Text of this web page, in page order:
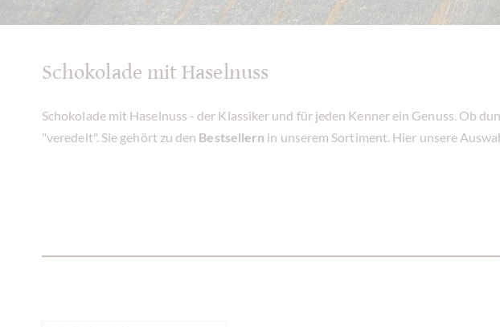
Schokolade mit Haselnuss
Schokolade mit Haselnuss - der Klassiker und für jeden Kenner ein Genuss. Ob
"veredelt". Sie gehört zu den Bestsellern in unserem Sortiment. Hier unsere